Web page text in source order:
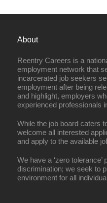
About
Reentry Careers is a
employment network that
incarcerated job seekers
employment after being
and highlight, employers
experienced professionals
While the job board caters
welcome all interested
and apply to the available
We have a ‘zero
discrimination; we seek to
environment for all